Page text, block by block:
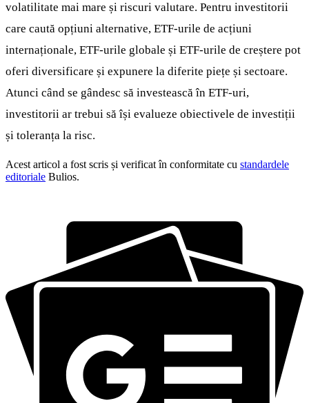
volatilitate mai mare și riscuri valutare. Pentru investitorii
care caută opțiuni alternative, ETF-urile de acțiuni
internaționale, ETF-urile globale și ETF-urile de creștere pot
oferi diversificare și expunere la diferite piețe și sectoare.
Atunci când se gândesc să investească în ETF-uri,
investitorii ar trebui să își evalueze obiectivele de investiții
și toleranța la risc.
Acest articol a fost scris și verificat în conformitate cu standardele
editoriale Bulios.